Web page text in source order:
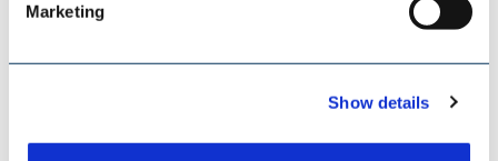
Marketing
Show details